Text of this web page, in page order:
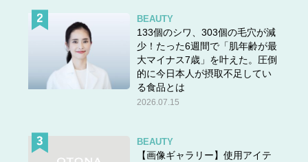
BEAUTY
133個のシワ、303個の毛穴が減
少！たった6週間で「肌年齢が最
大マイナス7歳」を叶えた。圧倒
的に今日本人が摂取不足してい
る食品とは
2026.07.15
BEAUTY
【画像ギャラリー】使用アイテ